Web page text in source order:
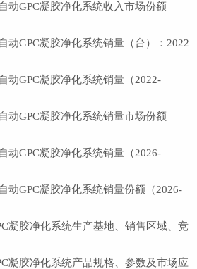
GPC凝胶净化系统收入市场份额
GPC凝胶净化系统销量（台）：2022
GPC凝胶净化系统销量（2022-
GPC凝胶净化系统销量市场份额
GPC凝胶净化系统销量（2026-
GPC凝胶净化系统销量份额（2026-
凝胶净化系统生产基地、销售区域、竞
凝胶净化系统产品规格、参数及市场应